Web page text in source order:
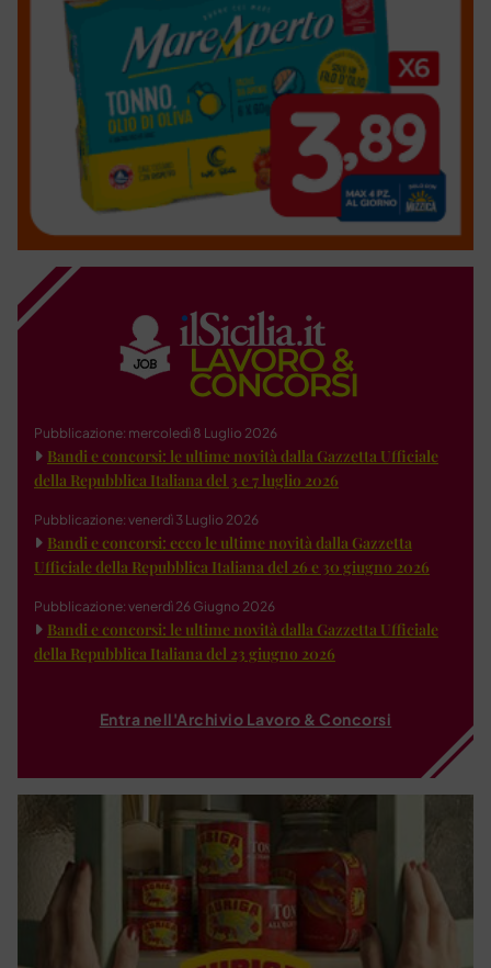
Pubblicazione: mercoledì 8 Luglio 2026
Bandi e concorsi: le ultime novità dalla Gazzetta Ufficiale
della Repubblica Italiana del 3 e 7 luglio 2026
Pubblicazione: venerdì 3 Luglio 2026
Bandi e concorsi: ecco le ultime novità dalla Gazzetta
Ufficiale della Repubblica Italiana del 26 e 30 giugno 2026
Pubblicazione: venerdì 26 Giugno 2026
Bandi e concorsi: le ultime novità dalla Gazzetta Ufficiale
della Repubblica Italiana del 23 giugno 2026
Entra nell'Archivio Lavoro & Concorsi